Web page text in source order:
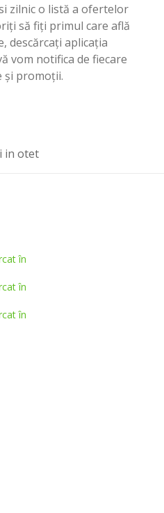
zilnic o listă a ofertelor
să fiți primul care află
descărcați aplicația
vom notifica de fiecare
și promoții.
in otet
în
în
în